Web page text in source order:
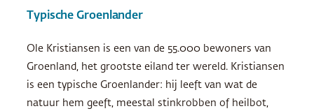
Typische Groenlander
Ole Kristiansen is een van de 55.000 bewoners van
Groenland, het grootste eiland ter wereld. Kristiansen
is een typische Groenlander: hij leeft van wat de
natuur hem geeft, meestal stinkrobben of heilbot,